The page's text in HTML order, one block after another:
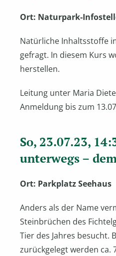
Ort: Naturpark-
Natürliche Inhaltsstoffe
gefragt. In diesem Kurs
herstellen.
Leitung unter Maria
Anmeldung bis zum
So, 23.07.23,
unterwegs –
Ort: Parkplatz Seehaus
Anders als der Name
Steinbrüchen des
Tier des Jahres besucht.
zurückgelegt werden ca.